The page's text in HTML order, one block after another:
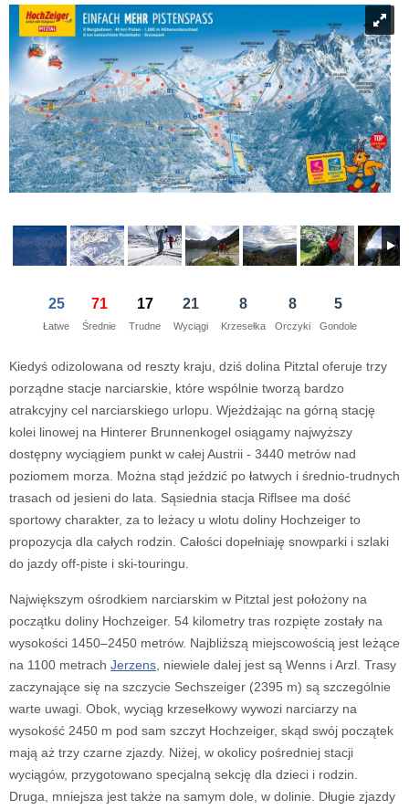
21 22 23 27
28 29 30 1 2 3
5 6 7 8 9 10 11
dziś wyczyść Close
21
28 29 30 1
5 6 7 8
dziś wyczyść
25
Łatwe
71
Średnie
17
Trudne
21
Wyciągi
8
Krzesełka
8
Orczyki
5
Gondole
Kiedyś odizolowana od reszty kraju, dziś dolina Pitztal oferuje trzy
porządne stacje narciarskie, które wspólnie tworzą bardzo
atrakcyjny cel narciarskiego urlopu. Wjeżdżając na górną stację
kolei linowej na Hinterer Brunnenkogel osiągamy najwyższy
dostępny wyciągiem punkt w całej Austrii - 3440 metrów nad
poziomem morza. Można stąd jeździć po łatwych i średnio-trudnych
trasach od jesieni do lata. Sąsiednia stacja Riflsee ma dość
sportowy charakter, za to leżacy u wlotu doliny Hochzeiger to
propozycja dla całych rodzin. Całości dopełniaję snowparki i szlaki
do jazdy off-piste i ski-touringu.
Największym ośrodkiem narciarskim w Pitztal jest położony na
początku doliny Hochzeiger. 54 kilometry tras rozpięte zostały na
wysokości 1450–2450 metrów. Najbliższą miejscowością jest leżące
na 1100 metrach Jerzens, niewiele dalej jest są Wenns i Arzl. Trasy
zaczynające się na szczycie Sechszeiger (2395 m) są szczególnie
warte uwagi. Obok, wyciąg krzesełkowy wywozi narciarzy na
wysokość 2450 m pod sam szczyt Hochzeiger, skąd swój początek
mają aż trzy czarne zjazdy. Niżej, w okolicy pośredniej stacji
wyciągów, przygotowano specjalną sekcję dla dzieci i rodzin.
Druga, mniejsza jest także na samym dole, w dolinie. Długie zjazdy